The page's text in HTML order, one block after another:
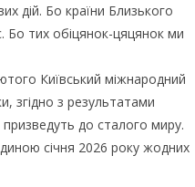
дій. Бо країни Близького
Бо тих обіцянок-цяцянок ми
Київський міжнародний
згідно з результатами
до сталого миру.
січня 2026 року жодних